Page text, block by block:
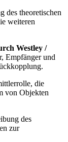
des theoretischen
weiteren
Westley /
Empfänger und
die
von Objekten
des
zur